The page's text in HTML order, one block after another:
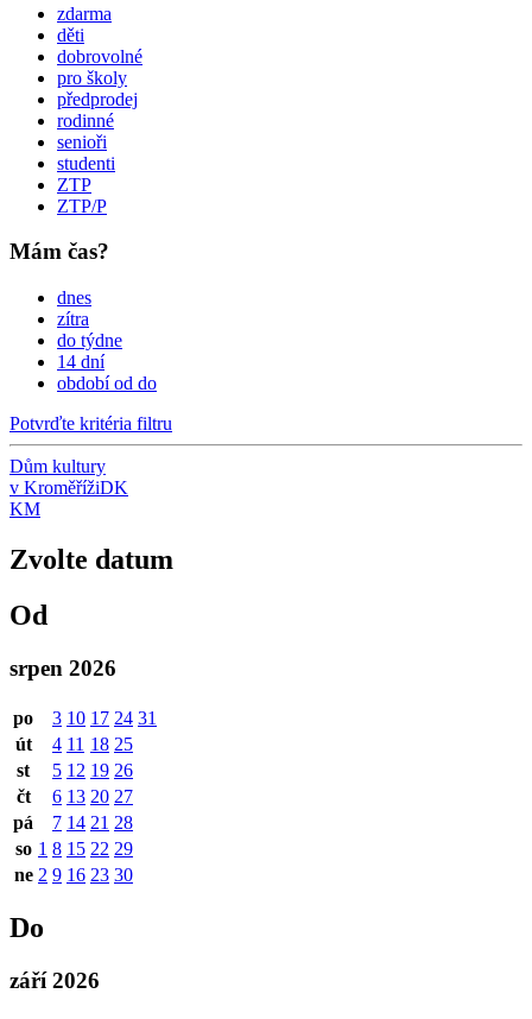
zdarma
děti
dobrovolné
pro školy
předprodej
rodinné
senioři
studenti
ZTP
ZTP/P
Mám čas?
dnes
zítra
do týdne
14 dní
období od do
Potvrďte kritéria filtru
Dům kultury
v KroměřížiDK
KM
Zvolte datum
Od
srpen 2026
po 3 10 17 24 31
út
4 11 18 25
st
5 12 19 26
čt
6 13 20 27
pá
7 14 21 28
so 1 8 15 22 29
ne 2 9 16 23 30
Do
září 2026